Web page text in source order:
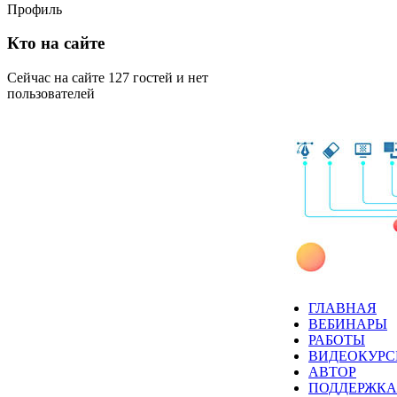
Профиль
Кто на сайте
Сейчас на сайте 127 гостей и нет
пользователей
ГЛАВНАЯ
ВЕБИНАРЫ
РАБОТЫ
АВТОР
ПОДДЕРЖКА